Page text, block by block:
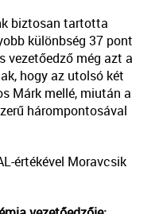
biztosan tartotta
különbség 37 pont
vezetőedző még azt a
hogy az utolsó két
Márk mellé, miután a
hárompontosával
értékével Moravcsik